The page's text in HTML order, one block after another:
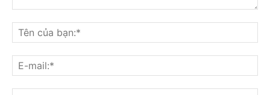
nghĩ
gì
về
bài
viết
này?